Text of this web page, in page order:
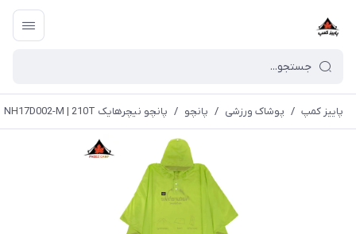
پاییز کمپ / پوشاک ورزشی / پانچو / پانچو نیچرهایک NH17D002-M | 210T